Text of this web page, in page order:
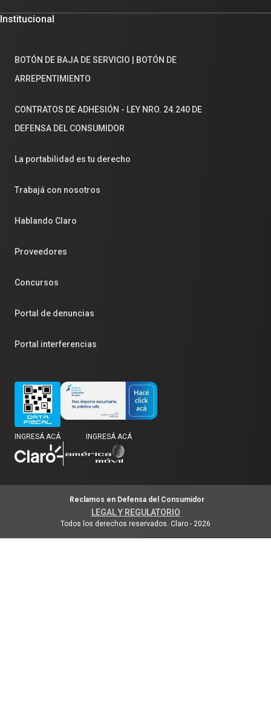
Institucional
BOTÓN DE BAJA DE SERVICIO | BOTÓN DE
ARREPENTIMIENTO
CONTRATOS DE ADHESIÓN - LEY NRO. 24.240 DE
DEFENSA DEL CONSUMIDOR
La portabilidad es tu derecho
Trabajá con nosotros
Hablando Claro
Proveedores
Concursos
Portal de denuncias
Portal interferencias
INGRESÁ ACÁ INGRESÁ ACÁ
Todos los derechos reservados. Claro - 2026
LEGAL Y REGULATORIO
Reclamos en Defensa del Consumidor